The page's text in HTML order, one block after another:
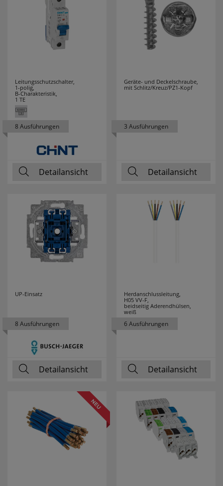
Leitungsschutzschalter,
1-polig,
B-Charakteristik,
1 TE
8 Ausführungen
Detailansicht
Geräte- und Deckelschraube,
mit Schlitz/Kreuz/PZ1-Kopf
3 Ausführungen
Detailansicht
UP-Einsatz
8 Ausführungen
Detailansicht
Herdanschlussleitung,
H05 VV-F,
beidseitig Aderendhülsen,
weiß
6 Ausführungen
Detailansicht